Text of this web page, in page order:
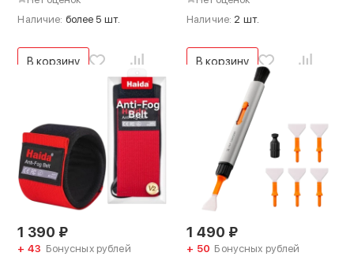
Наличие: более 5 шт.
В корзину
Наличие: 2 шт.
В корзину
1 390 ₽
+ 43 Бонусных рублей
1 490 ₽
+ 50 Бонусных рублей